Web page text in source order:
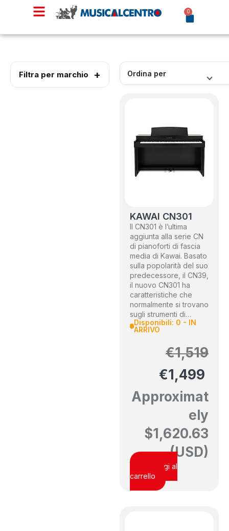
0
Filtra per marchio
KAWAI CN301
Il CN301 è l’ultima
aggiunta alla serie CN
di pianoforti di fascia
media di Kawai. Basato
sulla popolarità del suo
predecessore, il CN39,
il nuovo CN301 ha
caratteristiche che
normalmente si trovano
sugli strumenti di…
Disponibili: 0 - IN
ARRIVO
€1,519
€1,499
Approximat
ely
$1,620.63
(USD)
Aggiungi al
carrello